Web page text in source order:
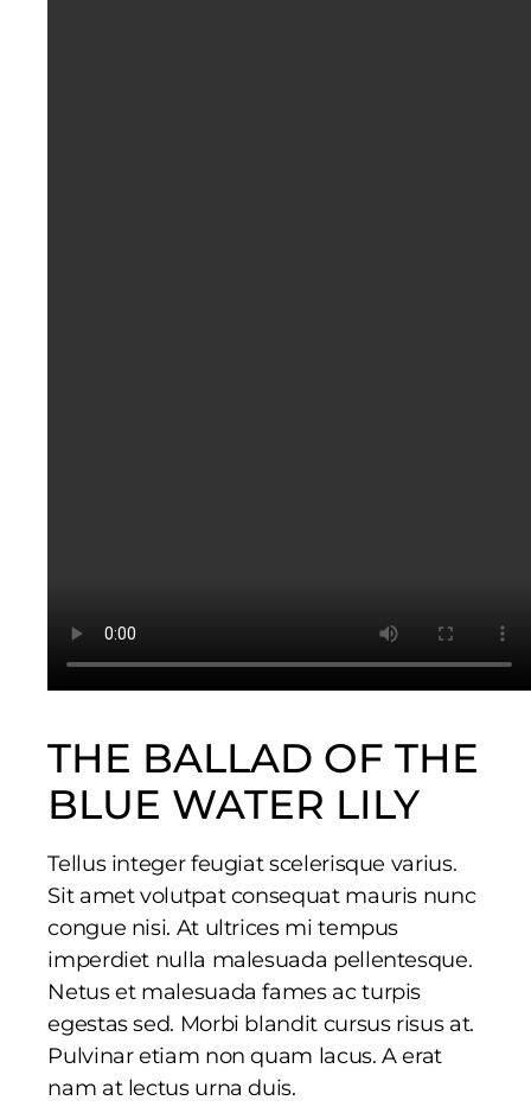
THE BALLAD OF THE
BLUE WATER LILY
Tellus integer feugiat scelerisque varius.
Sit amet volutpat consequat mauris nunc
congue nisi. At ultrices mi tempus
imperdiet nulla malesuada pellentesque.
Netus et malesuada fames ac turpis
egestas sed. Morbi blandit cursus risus at.
Pulvinar etiam non quam lacus. A erat
nam at lectus urna duis.